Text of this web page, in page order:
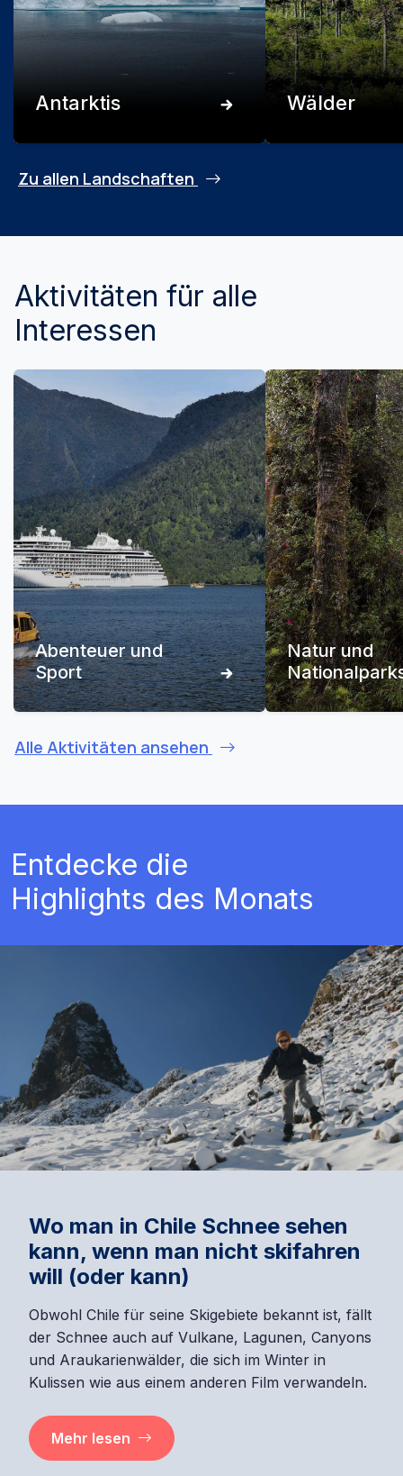
Antarktis Wälder
Zu allen Landschaften
Aktivitäten für alle
Interessen
Abenteuer und
Sport
Natur und
Alle Aktivitäten ansehen
Entdecke die
Highlights des Monats
Wo man in Chile Schnee sehen
kann, wenn man nicht skifahren
will (oder kann)
Obwohl Chile für seine Skigebiete bekannt ist, fällt
der Schnee auch auf Vulkane, Lagunen, Canyons
und Araukarienwälder, die sich im Winter in
Kulissen wie aus einem anderen Film verwandeln.
Mehr lesen